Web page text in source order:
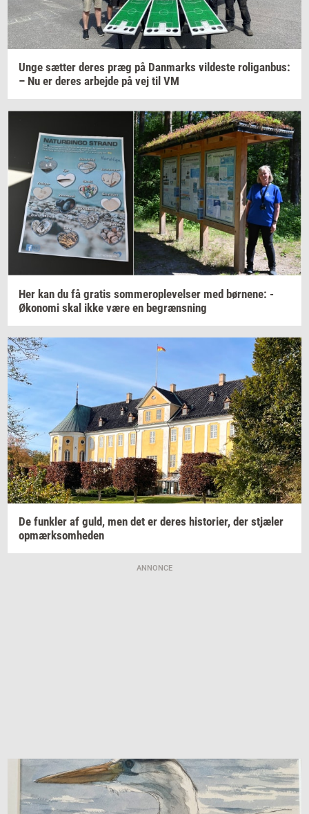
Unge sæt­ter deres præg på Dan­marks vil­de­ste ro­ligan­bus:
– Nu er deres ar­bej­de på vej til VM
Her kan du få gra­tis som­mero­p­le­vel­ser med bør­ne­ne: -
Øko­no­mi skal ikke være en be­græns­ning
De funk­ler af guld, men det er deres hi­sto­ri­er, der stjæ­ler
op­mærk­som­he­den
ANNONCE